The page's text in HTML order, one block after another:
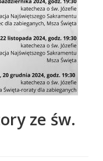
ze św.